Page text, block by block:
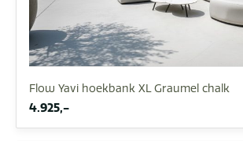
Flow Yavi hoekbank XL Graumel chalk
4.925,-